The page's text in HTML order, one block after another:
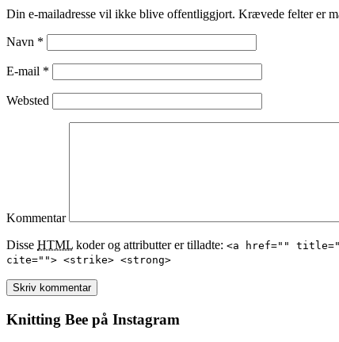
Din e-mailadresse vil ikke blive offentliggjort. Krævede felter er
Navn *
E-mail *
Websted
Kommentar
Disse HTML koder og attributter er tilladte: <a href=""
cite=""> <strike> <strong>
Knitting Bee på Instagram